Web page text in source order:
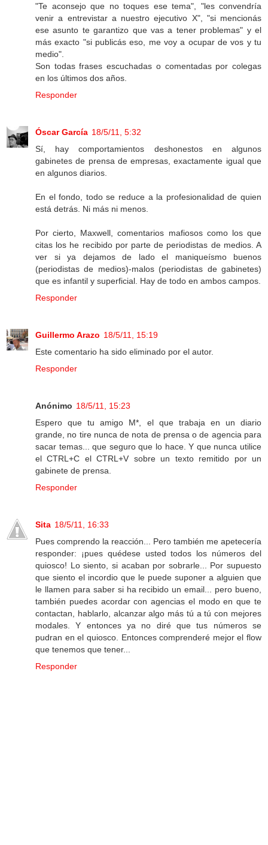
"Te aconsejo que no toques ese tema", "les convendría
venir a entrevistar a nuestro ejecutivo X", "si mencionás
ese asunto te garantizo que vas a tener problemas" y el
más exacto "si publicás eso, me voy a ocupar de vos y tu
medio".
Son todas frases escuchadas o comentadas por colegas
en los últimos dos años.
Responder
Óscar García 18/5/11, 5:32
Sí, hay comportamientos deshonestos en algunos
gabinetes de prensa de empresas, exactamente igual que
en algunos diarios.
En el fondo, todo se reduce a la profesionalidad de quien
está detrás. Ni más ni menos.
Por cierto, Maxwell, comentarios mafiosos como los que
citas los he recibido por parte de periodistas de medios. A
ver si ya dejamos de lado el maniqueísmo buenos
(periodistas de medios)-malos (periodistas de gabinetes)
que es infantil y superficial. Hay de todo en ambos campos.
Responder
Guillermo Arazo 18/5/11, 15:19
Este comentario ha sido eliminado por el autor.
Responder
Anónimo 18/5/11, 15:23
Espero que tu amigo M*, el que trabaja en un diario
grande, no tire nunca de nota de prensa o de agencia para
sacar temas... que seguro que lo hace. Y que nunca utilice
el CTRL+C el CTRL+V sobre un texto remitido por un
gabinete de prensa.
Responder
Sita 18/5/11, 16:33
Pues comprendo la reacción... Pero también me apetecería
responder: ¡pues quédese usted todos los números del
quiosco! Lo siento, si acaban por sobrarle... Por supuesto
que siento el incordio que le puede suponer a alguien que
le llamen para saber si ha recibido un email... pero bueno,
también puedes acordar con agencias el modo en que te
contactan, hablarlo, alcanzar algo más tú a tú con mejores
modales. Y entonces ya no diré que tus números se
pudran en el quiosco. Entonces comprenderé mejor el flow
que tenemos que tener...
Responder